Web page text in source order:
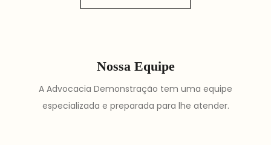
Nossa Equipe
A Advocacia Demonstração tem uma equipe
especializada e preparada para lhe atender.